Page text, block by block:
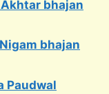
Akhtar bhajan
bhajan
Paudwal